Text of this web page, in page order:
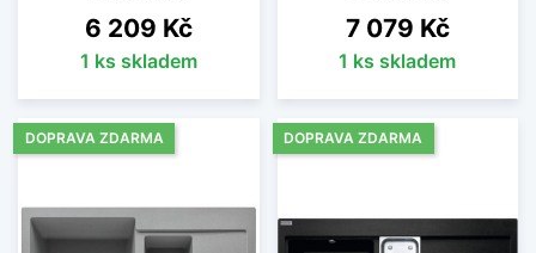
Cena
6 209 Kč
1 ks skladem
Cena
7 079 Kč
1 ks skladem
DOPRAVA ZDARMA DOPRAVA ZDARMA